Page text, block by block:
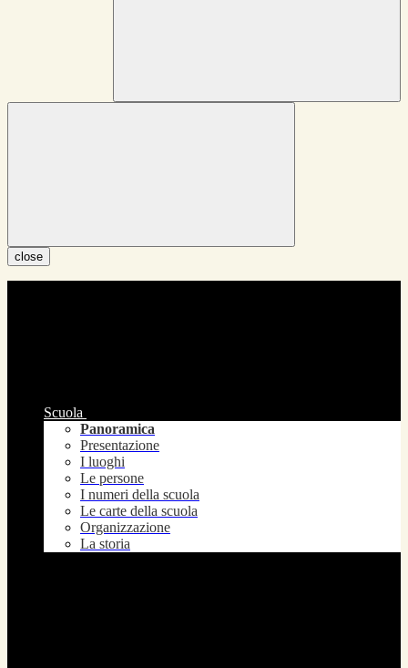
close
Scuola
Panoramica
Presentazione
I luoghi
Le persone
I numeri della scuola
Le carte della scuola
Organizzazione
La storia